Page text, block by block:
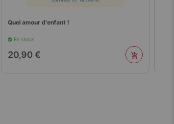
Quel amour d'enfant !
En stock
20,90 €